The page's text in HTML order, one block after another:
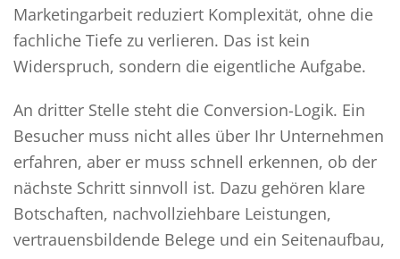
Marketingarbeit reduziert Komplexität, ohne die
fachliche Tiefe zu verlieren. Das ist kein
Widerspruch, sondern die eigentliche Aufgabe.
An dritter Stelle steht die Conversion-Logik. Ein
Besucher muss nicht alles über Ihr Unternehmen
erfahren, aber er muss schnell erkennen, ob der
nächste Schritt sinnvoll ist. Dazu gehören klare
Botschaften, nachvollziehbare Leistungen,
vertrauensbildende Belege und ein Seitenaufbau,